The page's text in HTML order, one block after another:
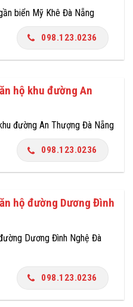
biển Mỹ Khê Đà Nẵng
098.123.0236
hộ khu đường An
đường An Thượng Đà Nẵng
098.123.0236
hộ đường Dương Đình
Dương Đình Nghệ Đà
098.123.0236